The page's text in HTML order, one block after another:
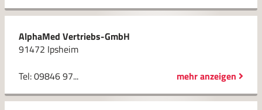
AlphaMed Vertriebs-GmbH
91472 Ipsheim
Tel: 09846 97...
mehr anzeigen